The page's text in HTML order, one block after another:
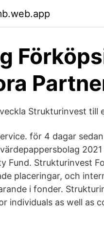
Strukturinvest till
för 4 dagar
Fund. Strukturinvest
placeringar, och
i fonder.
individuals as well as